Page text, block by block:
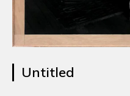
Untitled